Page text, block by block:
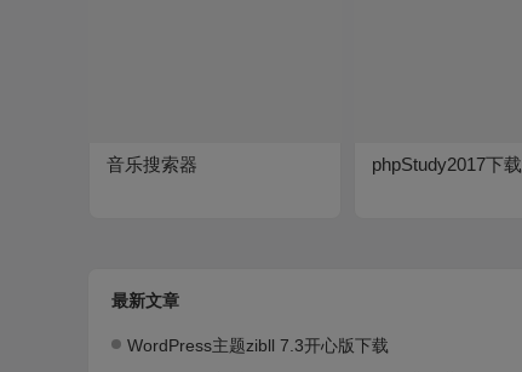
音乐搜索器 phpStudy2017下载
最新文章
WordPress主题zibll 7.3开心版下载